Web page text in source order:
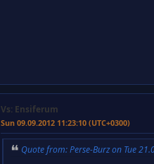
Vs: Ensiferum
Sun 09.09.2012 11:23:10 (UTC+0300)
Quote from: Perse-Burz on Tue